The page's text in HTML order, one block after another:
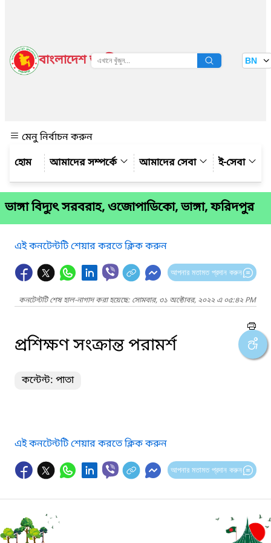
বাংলাদেশ জাতীয় তথ্য বাতায়ন BN
মেনু নির্বাচন করুন
আমাদের সম্পর্কে
আমাদের সেবা ই-সেবা
ভাঙ্গা বিদ্যুৎ সরবরাহ, ওজোপাডিকো, ভাঙ্গা, ফরিদপুর
এই কনটেন্টটি শেয়ার করতে ক্লিক করুন
আপনার মতামত প্রদান করুন
কনটেন্টটি শেষ হাল-নাগাদ করা হয়েছে: সোমবার, ৩১ অক্টোবর, ২০২২ এ ০৫:৪২ PM
প্রশিক্ষণ সংক্রান্ত পরামর্শ
কন্টেন্ট: পাতা
এই কনটেন্টটি শেয়ার করতে ক্লিক করুন
আপনার মতামত প্রদান করুন